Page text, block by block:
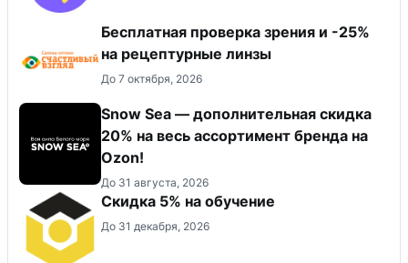
Бесплатная проверка зрения и -25%
на рецептурные линзы
До 7 октября, 2026
Snow Sea — дополнительная скидка
20% на весь ассортимент бренда на
Ozon!
До 31 августа, 2026
Скидка 5% на обучение
До 31 декабря, 2026